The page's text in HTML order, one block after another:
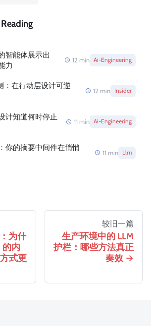
智能体展示出
力
12 min Ai-Engineering
：在行动层设计可逆
12 min Insider
计知道何时停止
11 min Ai-Engineering
你的摘要中间件在悄悄
11 min Llm
为什
的内
式更
较旧一篇
生产环境中的 LLM
护栏：哪些方法真正
奏效